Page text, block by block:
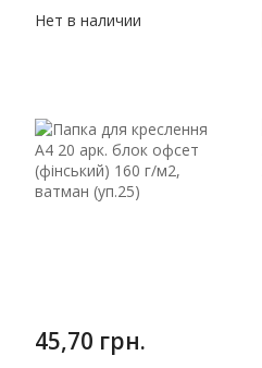
Нет в наличии
45,70 грн.